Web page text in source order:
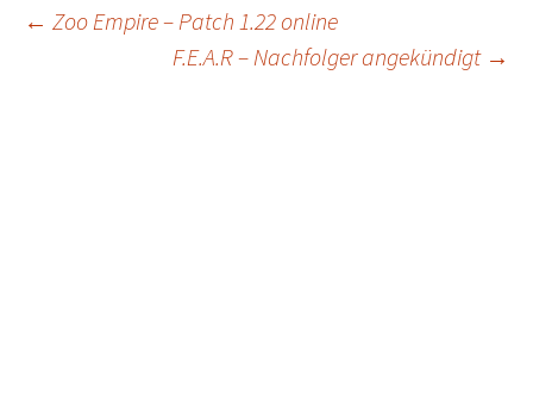
Post
← Zoo Empire – Patch 1.22 online
F.E.A.R – Nachfolger angekündigt →